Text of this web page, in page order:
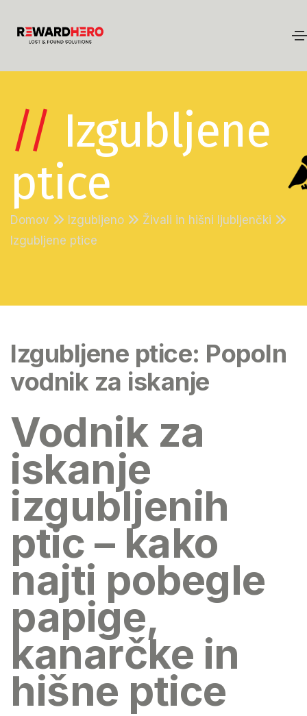
// Izgubljene
ptice
Domov Izgubljeno
Živali in hišni ljubljenčki
Izgubljene ptice
Izgubljene ptice: Popoln
vodnik za iskanje
Vodnik za
iskanje
izgubljenih
ptic – kako
najti pobegle
papige,
kanarčke in
hišne ptice